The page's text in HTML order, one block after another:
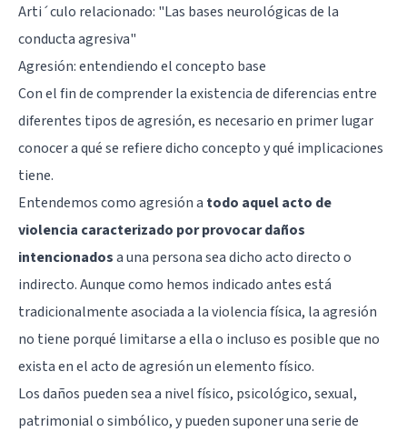
Arti´culo relacionado: "Las bases neurológicas de la
conducta agresiva"
Agresión: entendiendo el concepto base
Con el fin de comprender la existencia de diferencias entre
diferentes tipos de agresión, es necesario en primer lugar
conocer a qué se refiere dicho concepto y qué implicaciones
tiene.
Entendemos como agresión a todo aquel acto de
violencia caracterizado por provocar daños
intencionadosa una persona sea dicho acto directo o
indirecto. Aunque como hemos indicado antes está
tradicionalmente asociada a la violencia física, la agresión
no tiene porqué limitarse a ella o incluso es posible que no
exista en el acto de agresión un elemento físico.
Los daños pueden sea a nivel físico, psicológico, sexual,
patrimonial o simbólico, y pueden suponer una serie de